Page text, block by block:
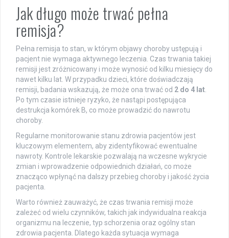
Jak długo może trwać pełna
remisja?
Pełna remisja to stan, w którym objawy choroby ustępują i
pacjent nie wymaga aktywnego leczenia. Czas trwania takiej
remisji jest zróżnicowany i może wynosić od kilku miesięcy do
nawet kilku lat. W przypadku dzieci, które doświadczają
remisji, badania wskazują, że może ona trwać od 2 do 4 lat.
Po tym czasie istnieje ryzyko, że nastąpi postępująca
destrukcja komórek B, co może prowadzić do nawrotu
choroby.
Regularne monitorowanie stanu zdrowia pacjentów jest
kluczowym elementem, aby zidentyfikować ewentualne
nawroty. Kontrole lekarskie pozwalają na wczesne wykrycie
zmian i wprowadzenie odpowiednich działań, co może
znacząco wpłynąć na dalszy przebieg choroby i jakość życia
pacjenta.
Warto również zauważyć, że czas trwania remisji może
zależeć od wielu czynników, takich jak indywidualna reakcja
organizmu na leczenie, typ schorzenia oraz ogólny stan
zdrowia pacjenta. Dlatego każda sytuacja wymaga